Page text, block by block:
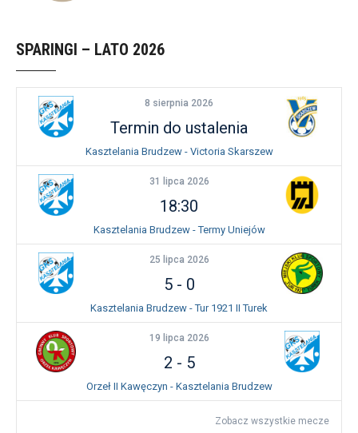
SPARINGI – LATO 2026
8 sierpnia 2026
Termin do ustalenia
Kasztelania Brudzew - Victoria Skarszew
31 lipca 2026
18:30
Kasztelania Brudzew - Termy Uniejów
25 lipca 2026
5- 0
Kasztelania Brudzew - Tur 1921 II Turek
19 lipca 2026
2 - 5
Orzeł II Kawęczyn - Kasztelania Brudzew
Zobacz wszystkie mecze